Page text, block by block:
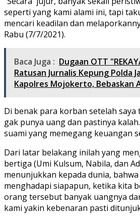
seperti yang kami alami ini, tapi
mencari keadilan dan
Rabu (7/7/2021).
Baca Juga : Dugaan OTT
Ratusan Jurnalis Kepung Polda
Kapolres Mojokerto, Bebaskan
Di benak para korban setelah
gak punya uang dan pastinya
suami yang memegang keuangan
Dari latar belakang inilah yang
bertiga (Umi Kulsum, Nabila, dan
menunjukkan kepada dunia,
menghadapi siapapun, ketika kita
orang tersebut banyak uangnya
kami yakin kebenaran pasti